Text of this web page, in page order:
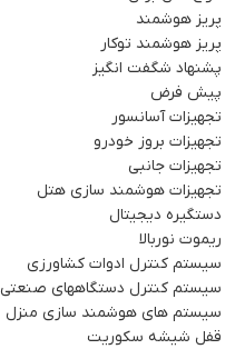
پریز هوشمند
پریز هوشمند توکار
پشنهاد شگفت انگیز
پیش فرض
تجهیزات آسانسور
تجهیزات بروز خودرو
تجهیزات جانبی
تجهیزات هوشمند سازی هتل
دستگیره دیجیتال
ریموت نوربالا
سیستم کنترل ادوات کشاورزی
سیستم کنترل دستگاههای صنعتی
سیستم های هوشمند سازی منزل
قفل شیشه سکوریت